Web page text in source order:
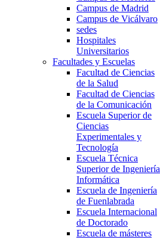
Campus de Madrid
Campus de Vicálvaro
sedes
Hospitales
Universitarios
Facultades y Escuelas
Facultad de Ciencias
de la Salud
Facultad de Ciencias
de la Comunicación
Escuela Superior de
Ciencias
Experimentales y
Tecnología
Escuela Técnica
Superior de Ingeniería
Informática
Escuela de Ingeniería
de Fuenlabrada
Escuela Internacional
de Doctorado
Escuela de másteres